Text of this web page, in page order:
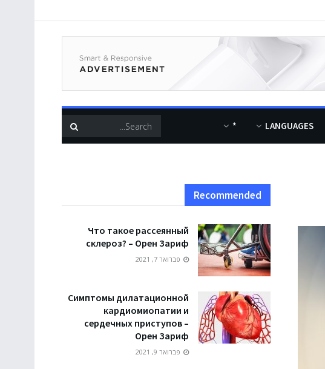
LANGUAGES
*
Recommended
Что такое рассеянный
склероз? – Орен Зариф
פברואר 7, 2021
Симптомы дилатационной
кардиомиопатии и
сердечных приступов –
Орен Зариф
פברואר 9, 2021